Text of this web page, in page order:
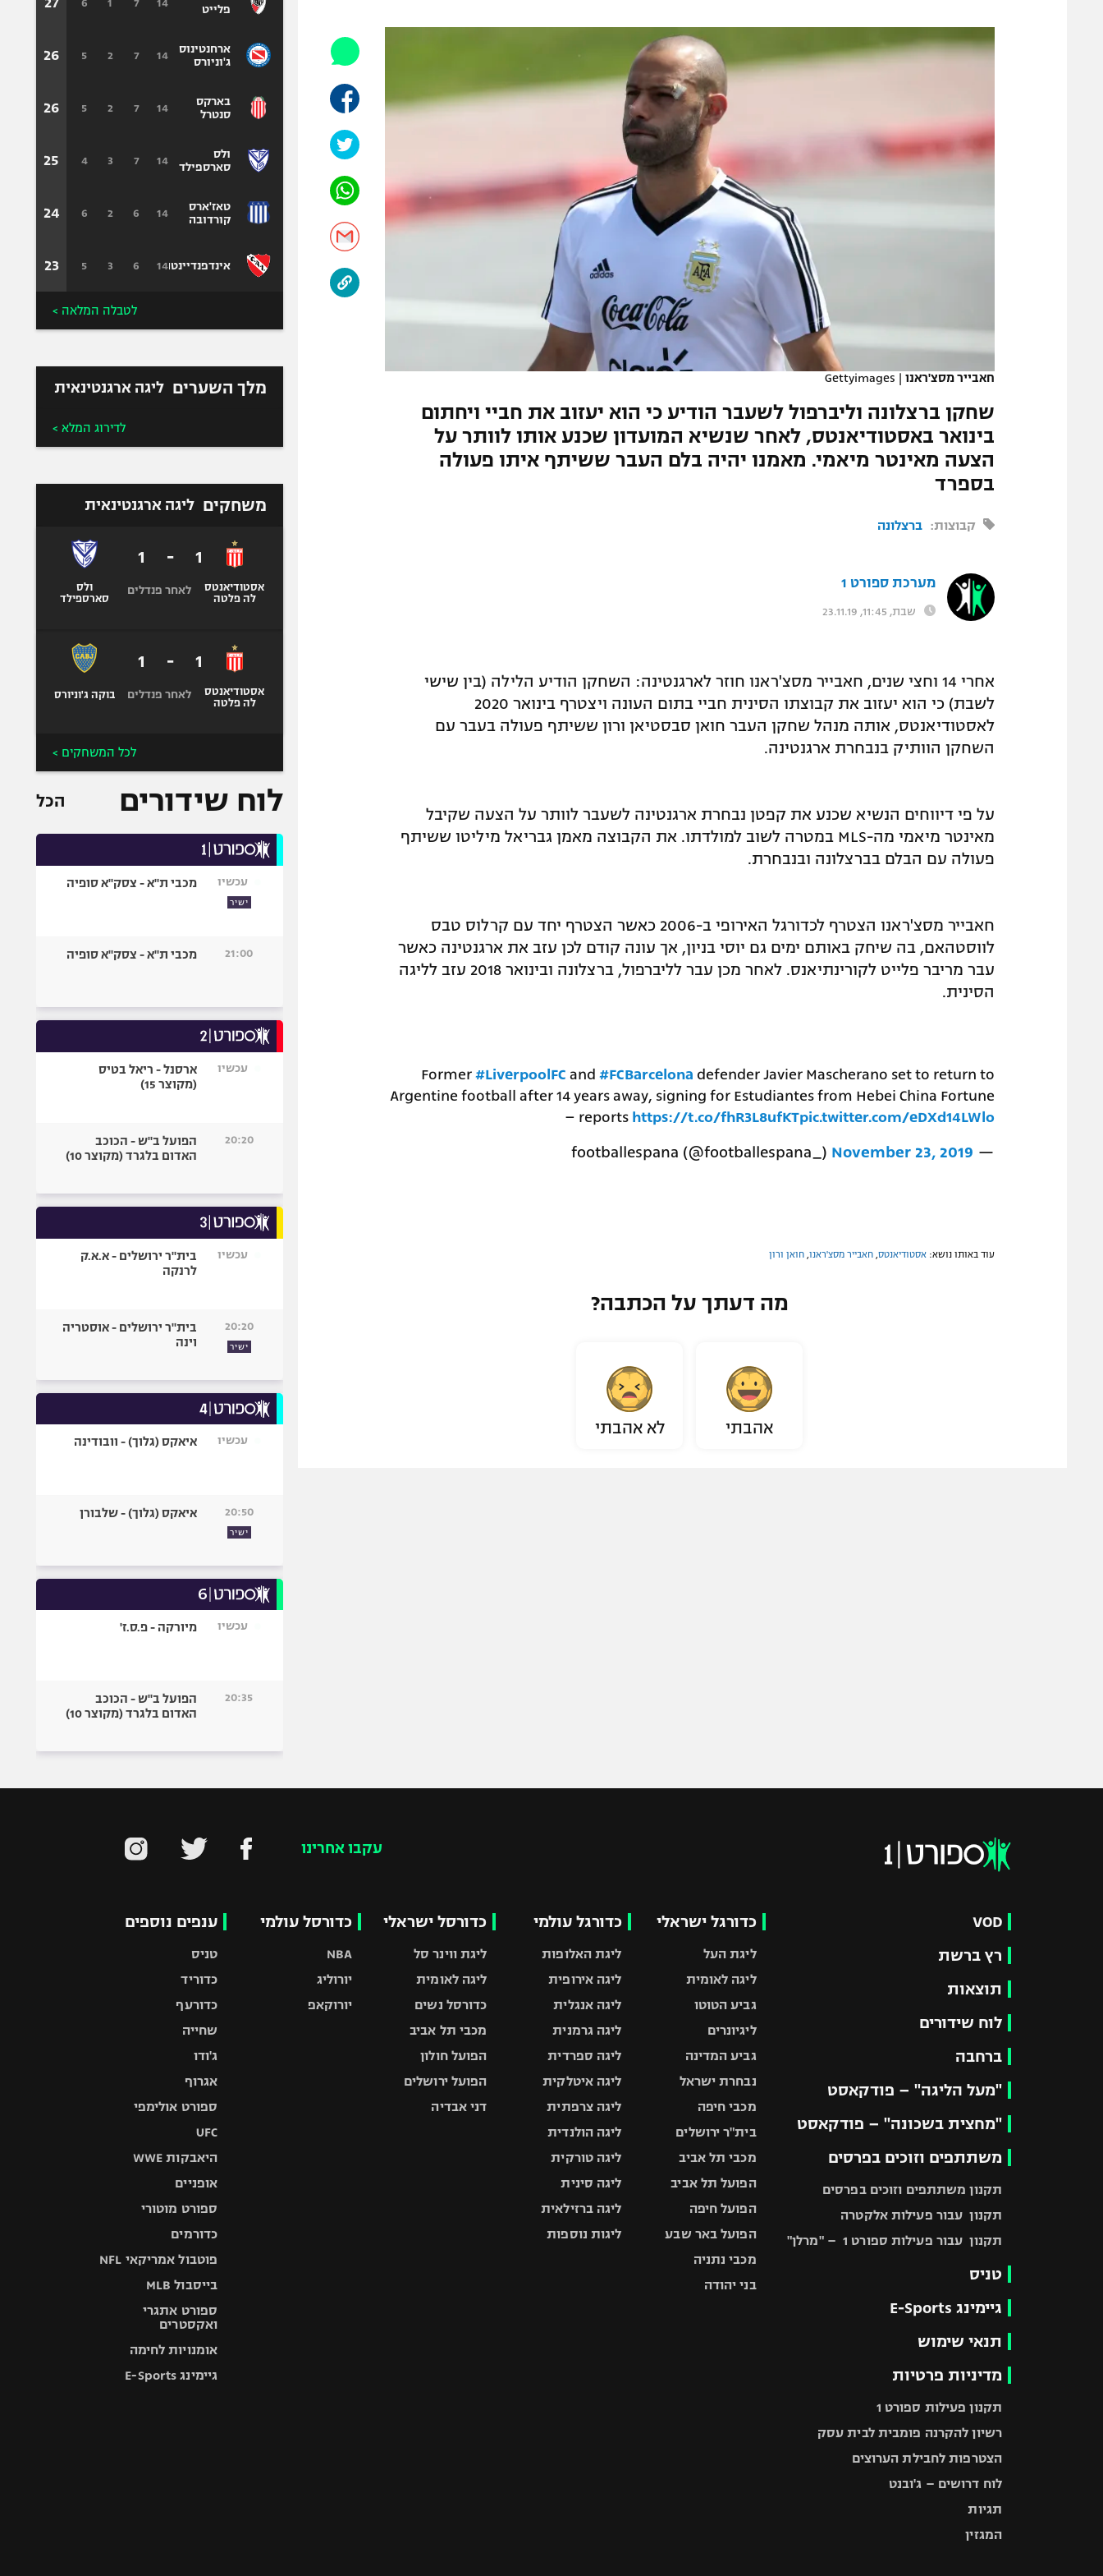
תקנון עבור פעילות אלקטרה
טניס
גיימינג E-Sports
לוח דרושים – ג'ובנט
תגיות
המגזין
הפועל תל אביב
הפועל חיפה
הפועל באר שבע
מכבי נתניה
ליגה סינית
ליגה ברזילאית
ליגות נוספות
ספורט מוטורי
פוטבול אמריקאי NFL
ואקסטרים
גיימינג E-Sports
חאבייר מסצ'ראנו |
Gettyimages
שחקן ברצלונה וליברפול לשעבר הודיע כי הוא יעזוב את חביי ויחתום
בינואר באסטודיאנטס, לאחר שנשיא המועדון שכנע אותו לוותר על
הצעה מאינטר מיאמי. מאמנו יהיה בלם העבר ששיתף איתו פעולה
בספרד
קבוצות: ברצלונה
מערכת ספורט 1
שבת, 11:45, 23.11.19
אחרי 14 וחצי שנים, חאבייר מסצ'ראנו חוזר לארגנטינה: השחקן הודיע הלילה (בין שישי
לשבת) כי הוא יעזוב את קבוצתו הסינית חביי בתום העונה ויצטרף בינואר 2020
לאסטודיאנטס, אותה מנהל שחקן העבר חואן סבסטיאן ורון ששיתף פעולה בעבר עם
השחקן הוותיק בנבחרת ארגנטינה.
על פי דיווחים הנשיא שכנע את קפטן נבחרת ארגנטינה לשעבר לוותר על הצעה שקיבל
מאינטר מיאמי מה-MLS במטרה לשוב למולדתו. את הקבוצה מאמן גבריאל מיליטו ששיתף
פעולה עם הבלם בברצלונה ובנבחרת.
חאבייר מסצ'ראנו הצטרף לכדורגל האירופי ב-2006 כאשר הצטרף יחד עם קרלוס טבס
לווסטהאם, בה שיחק באותם ימים גם יוסי בניון, אך עונה קודם לכן עזב את ארגנטינה כאשר
עבר מריבר פלייט לקורינתיאנס. לאחר מכן עבר לליברפול, ברצלונה ובינואר 2018 עזב לליגה
הסינית.
Former #LiverpoolFC and #FCBarcelona defender Javier Mascherano set to return to
Argentine football after 14 years away, signing for Estudiantes from Hebei China Fortune
– reports https://t.co/fhR3L8ufKTpic.twitter.com/eDXd14LWlo
— footballespana (@footballespana_)
November 23, 2019
עוד באותו נושא: אסטודיאנטס חאבייר מסצ'ראנו חואן ורון
מה דעתך על הכתבה?
אהבתי לא אהבתי
פלייט
ארחנטינוס
ג'וניורס
בארקס
סנטרל
ולס
סארספילד
טאז'ארס
קורדובה
אינדפנדיינטה
14
7
1
6
14
7
2
5
14
7
2
5
14
7
3
4
14
6
2
6
14
6
3
5
26
26
25
24
23
לטבלה המלאה >
מלך השערים ליגה ארגנטינאית
לדירוג המלא >
משחקים ליגה ארגנטינאית
אסטודיאנטס
לה פלטה
1
-
1
לאחר פנדלים
ולס
סארספילד
אסטודיאנטס
לה פלטה
1
-
1
לאחר פנדלים בוקה ג'וניורס
לכל המשחקים >
לוח שידורים הכל
עכשיו
ישיר
מכבי ת"א - צסק"א סופיה
21:00 מכבי ת"א - צסק"א סופיה
עכשיו
ארסנל - ריאל בטיס
(מקוצר 15)
20:20
הפועל ב"ש - הכוכב
האדום בלגרד (מקוצר 10)
עכשיו
בית"ר ירושלים - א.א.ק
לרנקה
20:20
ישיר
בית"ר ירושלים - אוסטריה
וינה
עכשיו איאקס (גלוך) - וובודינה
20:50
ישיר
איאקס (גלוך) - שלבורן
עכשיו מיורקה - פ.ס.ז'
20:35
הפועל ב"ש - הכוכב
האדום בלגרד (מקוצר 10)
עקבו אחרינו
VOD
רץ ברשת
תוצאות
לוח שידורים
ברחבה
"מעל הליגה" – פודקאסט
"מחצית בשכונה" – פודקאסט
משתתפים וזוכים בפרסים
תקנון משתתפים וזוכים בפרסים
תקנון עבור פעילות אלקטרה
תקנון עבור פעילות ספורט 1 – "מרלן"
טניס
גיימינג E-Sports
תנאי שימוש
מדיניות פרטיות
תקנון פעילות ספורט 1
רשיון להקרנה פומבית לבית עסק
הצטרפות לחבילת הערוצים
לוח דרושים – ג'ובנט
תגיות
המגזין
כדורגל ישראלי
ליגת העל
ליגה לאומית
גביע הטוטו
ליגיונרים
גביע המדינה
נבחרת ישראל
מכבי חיפה
בית"ר ירושלים
מכבי תל אביב
הפועל תל אביב
הפועל חיפה
הפועל באר שבע
מכבי נתניה
בני יהודה
כדורגל עולמי
ליגת האלופות
ליגה אירופית
ליגה אנגלית
ליגה גרמנית
ליגה ספרדית
ליגה איטלקית
ליגה צרפתית
ליגה הולנדית
ליגה טורקית
ליגה סינית
ליגה ברזילאית
ליגות נוספות
כדורסל ישראלי
ליגת ווינר סל
ליגה לאומית
כדורסל נשים
מכבי תל אביב
הפועל חולון
הפועל ירושלים
דני אבדיה
כדורסל עולמי
NBA
יורוליג
יורוקאפ
ענפים נוספים
טניס
כדוריד
כדורעף
שחייה
ג'ודו
אגרוף
ספורט אולימפי
UFC
היאבקות WWE
אופניים
ספורט מוטורי
כדורמים
פוטבול אמריקאי NFL
בייסבול MLB
ספורט אתגרי
ואקסטרים
אומנויות לחימה
גיימינג E-Sports